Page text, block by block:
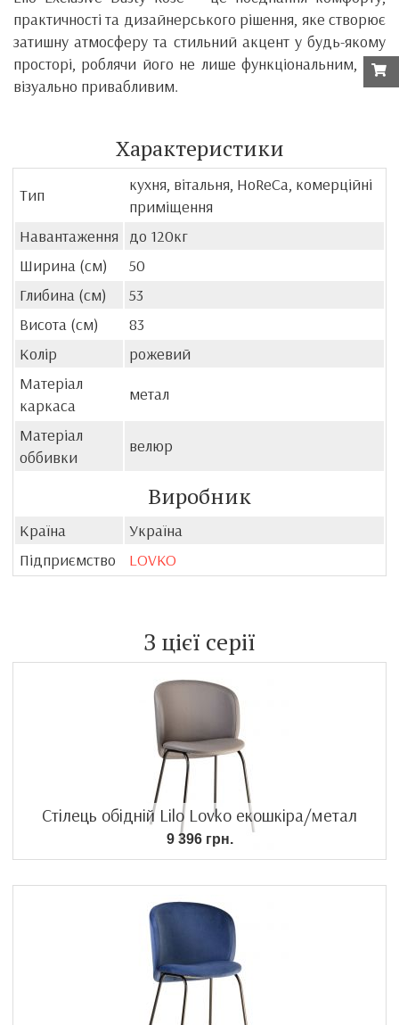
практичності та дизайнерського рішення, яке створює
затишну атмосферу та стильний акцент у будь-якому
просторі, роблячи його не лише функціональним, а й
візуально привабливим.
Характеристики
Тип
кухня, вітальня, HoReCa, комерційні
приміщення
Навантаження
до 120кг
Ширина (см)
50
Глибина (см)
53
Висота (см)
83
Колір
рожевий
Матеріал
каркаса
метал
Матеріал
оббивки
велюр
Виробник
Країна
Україна
Підприємство
LOVKO
З цієї серії
Стілець обідній Lilo Lovko екошкіра/метал
9 396 грн.